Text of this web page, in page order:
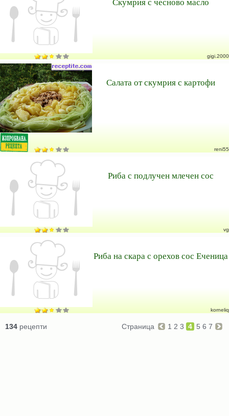
gigi.2000
Салата от скумрия с картофи
reni55
Риба с подлучен млечен сос
vg
Риба на скара с орехов сос Еченица
korneliq
134 рецепти Страница 1 2 3 4 5 6 7